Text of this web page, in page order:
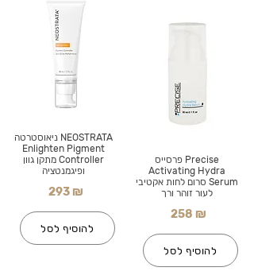
NEOSTRATA ניאוסטרטה
Enlighten Pigment
Controller מתקן גוון
ופיגמנטציה
293 ₪
להוסיף לסל
Precise פרסייס
Activating Hydra
Serum סרום לחות אקטיבי
לעור זוהר ורך
258 ₪
להוסיף לסל